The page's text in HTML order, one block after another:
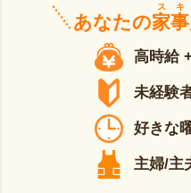
あなたの家
スキ
高時給
未経験
好きな
主婦/主